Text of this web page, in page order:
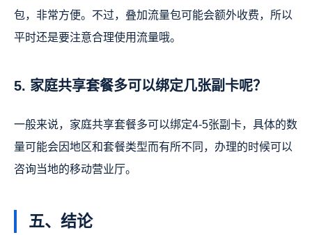
包，非常方便。不过，叠加流量包可能会额外收费，所以
平时还是要注意合理使用流量哦。
5. 家庭共享套餐多可以绑定几张副卡呢？
一般来说，家庭共享套餐多可以绑定4-5张副卡，具体的数
量可能会因地区和套餐类型而有所不同，办理的时候可以
咨询当地的移动营业厅。
五、结论